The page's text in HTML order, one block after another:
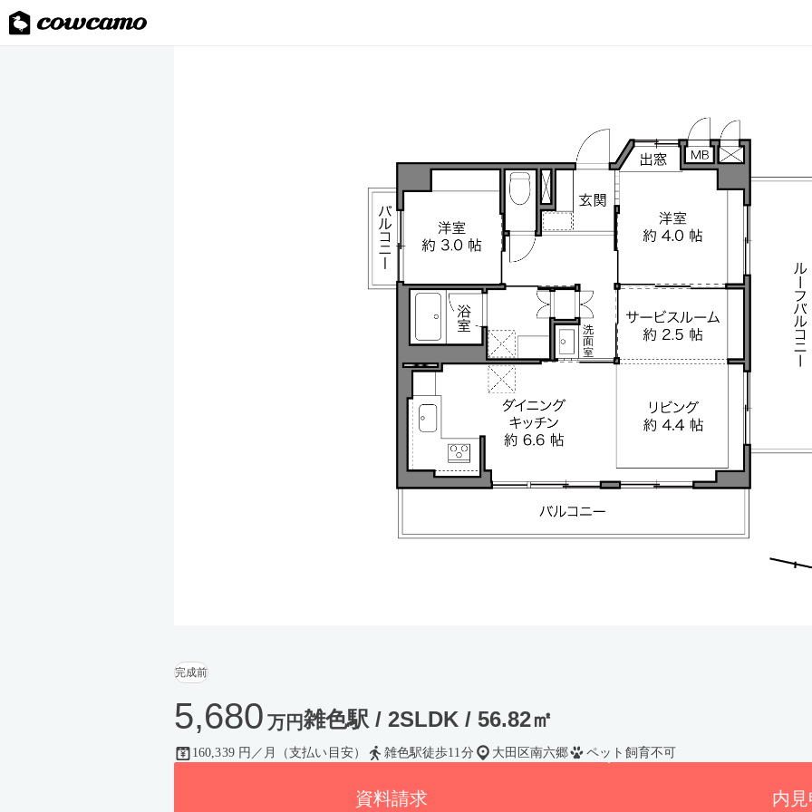
完成前
5,680 万円雑色駅 / 2SLDK / 56.82㎡
160,339 円／月（支払い目安） 雑色駅徒歩11分 大田区南六郷 ペット飼育不可
資料請求 内